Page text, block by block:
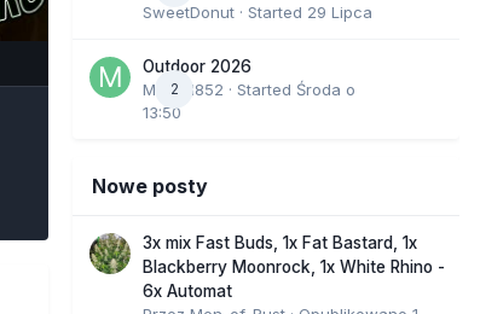
SweetDonut · Started 29 Lipca
2
Outdoor 2026
Marcel852 · Started Środa o
13:50
Nowe posty
3x mix Fast Buds, 1x Fat Bastard, 1x
Blackberry Moonrock, 1x White Rhino -
6x Automat